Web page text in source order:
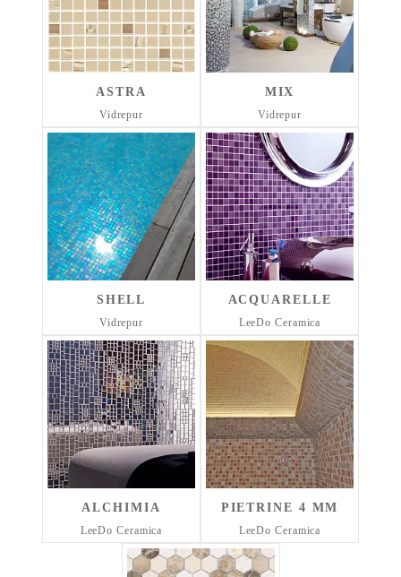
ASTRA
Vidrepur
MIX
Vidrepur
SHELL
Vidrepur
ACQUARELLE
LeeDo Ceramica
ALCHIMIA
LeeDo Ceramica
PIETRINE 4 MM
LeeDo Ceramica